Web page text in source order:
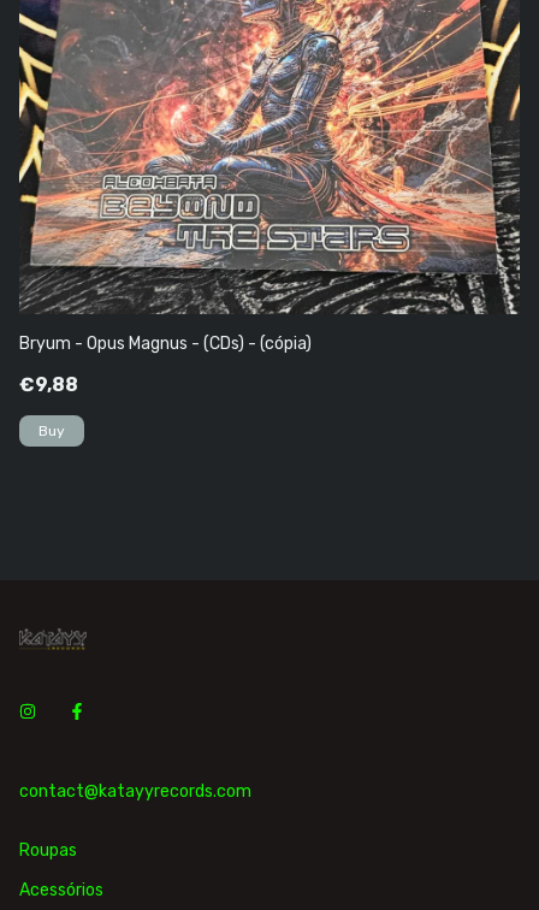
Bryum - Opus Magnus - (CDs) - (cópia)
€9,88
contact@katayyrecords.com
Roupas
Acessórios